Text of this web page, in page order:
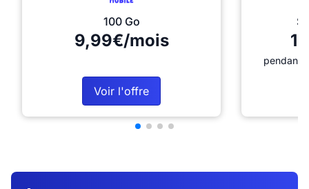
100 Go
9,99€/mois
Voir l'offre
pendant